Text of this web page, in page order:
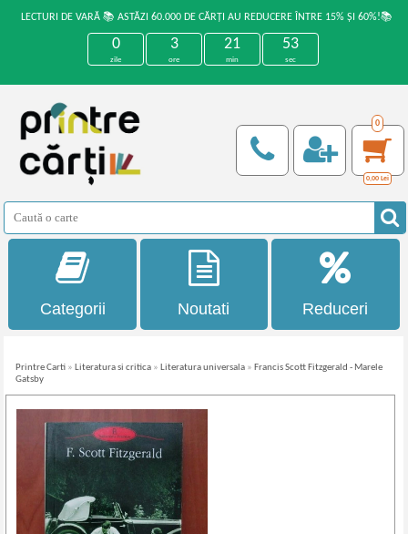
LECTURI DE VARĂ 📚 ASTĂZI 60.000 DE CĂRȚI AU REDUCERE ÎNTRE 15% ȘI 60%!📚
0
zile
3
ore
21
min
53
sec
0
0,00 Lei
Categorii Noutati Reduceri
Printre Carti » Literatura si critica » Literatura universala » Francis Scott Fitzgerald - Marele
Gatsby